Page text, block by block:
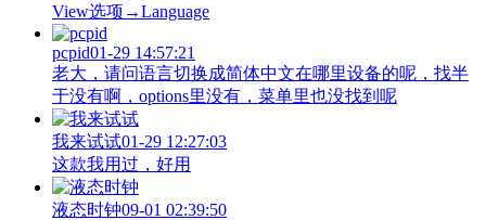
View‌选项→Language
pcpid01-29 14:57:21
老大，请问语言切换成简体中文在哪里设备的呢，找半
于没有啊，options里没有，菜单里也没找到呢
我来试试01-29 12:27:03
这款我用过，好用
液态时钟09-01 02:39:50